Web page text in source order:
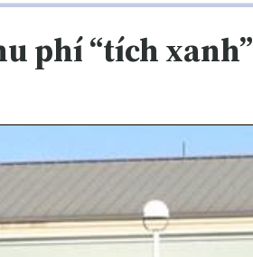
phí “tích xanh”